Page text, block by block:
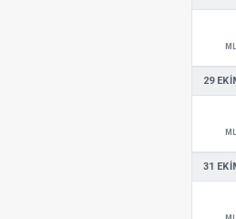
29
31